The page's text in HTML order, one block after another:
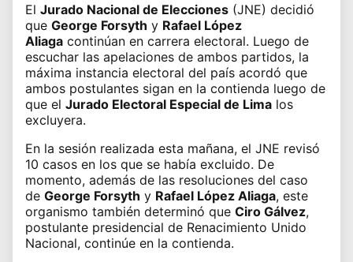
El Jurado Nacional de Elecciones (JNE) decidió
que George Forsyth y Rafael López
Aliaga continúan en carrera electoral. Luego de
escuchar las apelaciones de ambos partidos, la
máxima instancia electoral del país acordó que
ambos postulantes sigan en la contienda luego de
que el Jurado Electoral Especial de Lima los
excluyera.
En la sesión realizada esta mañana, el JNE revisó
10 casos en los que se había excluido. De
momento, además de las resoluciones del caso
de George Forsyth y Rafael López Aliaga, este
organismo también determinó que Ciro Gálvez,
postulante presidencial de Renacimiento Unido
Nacional, continúe en la contienda.